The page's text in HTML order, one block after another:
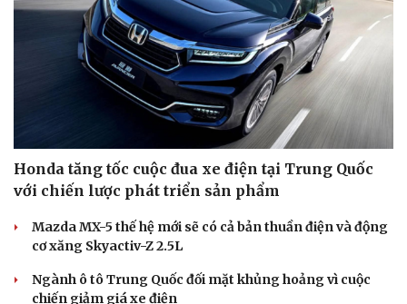
Honda tăng tốc cuộc đua xe điện tại Trung Quốc
với chiến lược phát triển sản phẩm
Mazda MX-5 thế hệ mới sẽ có cả bản thuần điện và động
cơ xăng Skyactiv-Z 2.5L
Ngành ô tô Trung Quốc đối mặt khủng hoảng vì cuộc
chiến giảm giá xe điện